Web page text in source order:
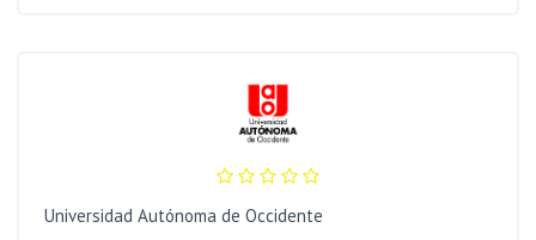
Universidad Autónoma de Occidente